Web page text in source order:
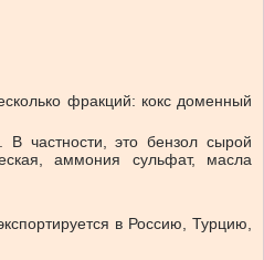
фракций: кокс доменный
В частности, это бензол сырой
аммония сульфат, масла
в Россию, Турцию,